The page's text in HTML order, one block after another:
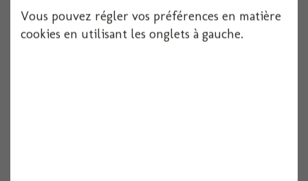
Ruban satin 25mm x 5m ivoire
Vous pouvez régler vos préférences en matière
cookies en utilisant les onglets à gauche.